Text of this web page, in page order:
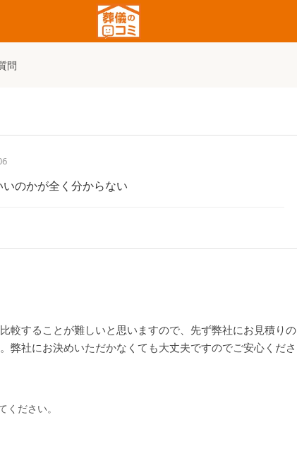
問
のかが全く分からない
較することが難しいと思いますので、先ず弊社にお見積りの
弊社にお決めいただかなくても大丈夫ですのでご安心くださ
ださい。